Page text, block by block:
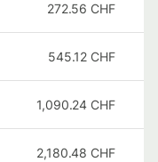
272.56 CHF
545.12 CHF
1,090.24 CHF
2,180.48 CHF